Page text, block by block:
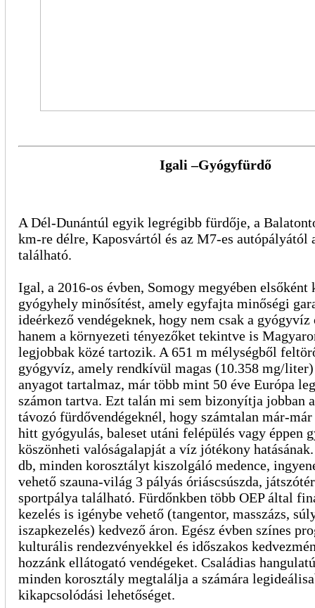
Igali –Gyógyfürdő
A Dél-Dunántúl egyik legrégibb fürdője, a
km-re délre, Kaposvártól és az M7-es
található.
Igal, a 2016-os évben, Somogy megyében elsőként
gyógyhely minősítést, amely egyfajta minőségi
ideérkező vendégeknek, hogy nem csak a gyógyvíz
hanem a környezeti tényezőket tekintve is
legjobbak közé tartozik. A 651 m mélységből
gyógyvíz, amely rendkívül magas (10.358 mg/
anyagot tartalmaz, már több mint 50 éve Európa
számon tartva. Ezt talán mi sem bizonyítja jobban
távozó fürdővendégeknél, hogy számtalan már-
hitt gyógyulás, baleset utáni felépülés vagy éppen
köszönheti valóságalapját a víz jótékony
db, minden korosztályt kiszolgáló medence,
vehető szauna-világ 3 pályás óriáscsúszda,
sportpálya található. Fürdőnkben több OEP által
kezelés is igénybe vehető (tangentor, masszázs,
iszapkezelés) kedvező áron. Egész évben színes
kulturális rendezvényekkel és időszakos
hozzánk ellátogató vendégeket. Családias
minden korosztály megtalálja a számára
kikapcsolódási lehetőséget.